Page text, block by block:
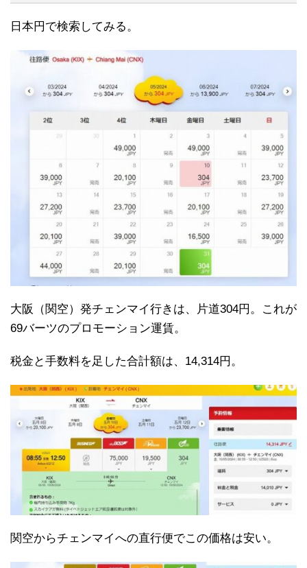
日本円で検索してみる。
大阪（関空）発チェンマイ行きは、片道304円。これが
69バーツのプロモーション運賃。
税金と手数料を足した合計額は、14,314円。
関空からチェンマイへの直行便でこの価格は安い。